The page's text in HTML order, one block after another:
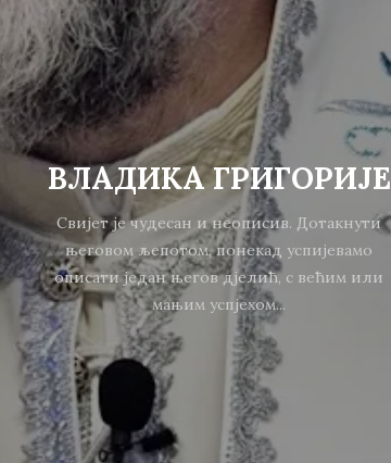
ВЛАДИКА ГРИГОРИЈЕ
Свијет је чудесан и неописив. Дотакнути
његовом љепотом, понекад успијевамо
описати један његов дјелић, с већим или
мањим успјехом...